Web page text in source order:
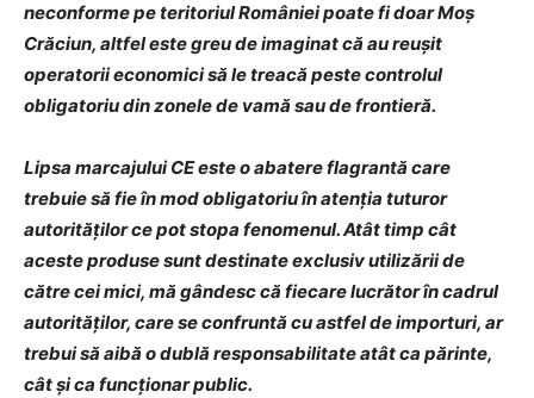
neconforme pe teritoriul României poate fi doar Moș
Crăciun, altfel este greu de imaginat că au reușit
operatorii economici să le treacă peste controlul
obligatoriu din zonele de vamă sau de frontieră.
Lipsa marcajului CE este o abatere flagrantă care
trebuie să fie în mod obligatoriu în atenția tuturor
autorităților ce pot stopa fenomenul. Atât timp cât
aceste produse sunt destinate exclusiv utilizării de
către cei mici, mă gândesc că fiecare lucrător în cadrul
autorităților, care se confruntă cu astfel de importuri, ar
trebui să aibă o dublă responsabilitate atât ca părinte,
cât și ca funcționar public.